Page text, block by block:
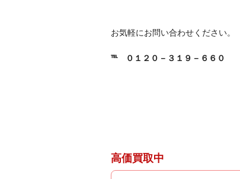
お気軽にお問い合わせください。
℡ ０１２０－３１９－６６０
高価買取中